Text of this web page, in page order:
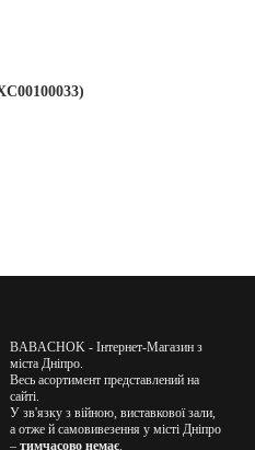
BABACHOK - Інтернет-Магазин з
міста Дніпро.
Весь асортимент представлений на
сайті.
У зв'язку з війною, виставкової зали,
а отже й самовивезення у місті Дніпро
– тимчасово немає.